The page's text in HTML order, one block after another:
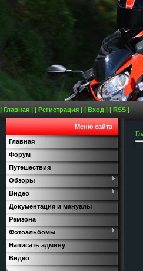
| Главная | | Регистрация | | Вход | | RSS |
Меню сайта
Главная
Форум
Путешествия
Обзоры
Видео
Документация и мануалы
Ремзона
Фотоальбомы
Написать админу
Видео